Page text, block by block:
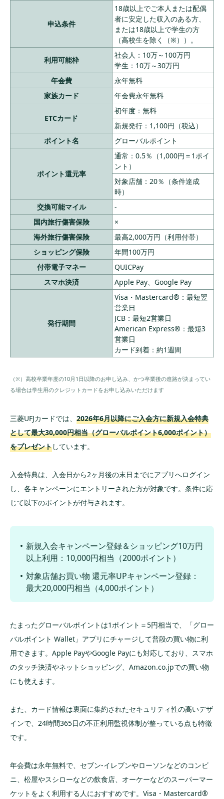
15
スタンダード
524円/月
（年6,286
円）
①JCBブランド
のオンライン入
会 ＆即時発行：
3,000ポイント
②総額10万円以
上の利用：2,000
ポイント
④JRE BANK口
座を設定：1,000
ポイント
VIASOカード
最大10,000
円相当
永年無料
ご入会日から3カ
①②を満たし
た方に8,000円キ
onnectのID登録
ショッピング利
た方は登録方リ
ボ「楽ペイ（楽
ペイ）」に登録
キャッシュバッ
ク
17
セゾンパー
ル・アメリカ
ン・エキスプ
レス®・カー
最大8,000円
分のAmazon
ギフトカー
ド
年1回利用で
永年無料
①入会日の翌々
月末までに50,00
ピング利用：Am
記①と1回以上
のキャッシング
③同期間中に上
記①と家族カー
ド(ファミリーカ
ード1,500円分
18 楽天カード
最大5,000ポ
イント
永年無料
①オンラインサ
ービス「楽天e-
NAVI」に登録：
2,000ポイント
設定：3,000ポイ
19
イオンカード
セレクト
①入会日から
翌々月10日まで
にカードの利用
ードを登録した
利用③発累計1
0,000円以上のご
エポスカード
ト
永年無料
なし）
ドの発行手数料は1枚につき1,100円（税込）（※）海外旅行傷害
保険：旅行代金等を事前に本カードでお支払いいただくことを条
件とします。（※）QUICPay（クイックペイ）TMは、株式会社ジ
ェーシービーの登録商標です。
申込条件
18歳以上でご本人または配偶
者に安定した収入のある方、
または18歳以上で学生の方
（高校生を除く（※））。
利用可能枠
社会人：10万～100万円
学生：10万～30万円
年会費
永年無料
家族カード
年会費永年無料
ETCカード
初年度：無料
新規発行：1,100円（税込）
ポイント名
グローバルポイント
ポイント還元率
通常：0.5％（1,000円＝1ポイ
ント）
対象店舗：20％（条件達成
時）
交換可能マイル
-
国内旅行傷害保険
×
海外旅行傷害保険
最高2,000万円（利用付帯）
ショッピング保険
年間100万円
付帯電子マネー
QUICPay
スマホ決済
Apple Pay、Google Pay
発行期間
Visa・Mastercard®：最短翌
営業日
JCB：最短2営業日
American Express®：最短3
営業日
カード到着：約1週間
（※）高校卒業年度の10月1日以降のお申し込み、かつ卒業後の進路が決まってい
る場合は学生用のクレジットカードをお申し込みいただけます
三菱UFJカードでは、 2026年6月以降にご入会方に新規入会特典
として最大30,000円相当（グローバルポイント6,000ポイント）
をプレゼントしています。
入会特典は、入会日から2ヶ月後の末日までにアプリへログイン
し、各キャンペーンにエントリーされた方が対象です。条件に応
じて以下のポイントが付与されます。
新規入会キャンペーン登録＆ショッピング10万円
以上利用：10,000円相当（2000ポイント）
対象店舗お買い物 還元率UPキャンペーン登録：
最大20,000円相当（4,000ポイント）
たまったグローバルポイントは1ポイント＝5円相当で、「グロー
バルポイント Wallet」アプリにチャージして普段の買い物に利
用できます。Apple PayやGoogle Payにも対応しており、スマホ
のタッチ決済やネットショッピング、Amazon.co.jpでの買い物
にも使えます。
また、カード情報は裏面に集約されたセキュリティ性の高いデザ
インで、24時間365日の不正利用監視体制が整っている点も特徴
です。
年会費は永年無料で、セブン-イレブンやローソンなどのコンビ
ニ、松屋やスシローなどの飲食店、オーケーなどのスーパーマー
ケットをよく利用する人におすすめです。Visa・Mastercard®